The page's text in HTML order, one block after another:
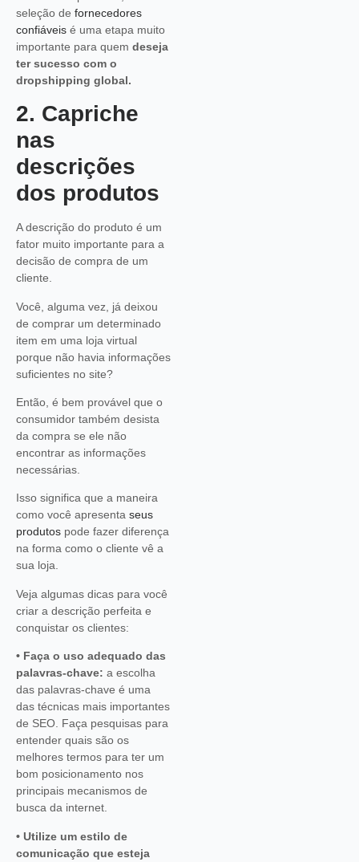
seleção de fornecedores
confiáveis é uma etapa muito
importante para quem deseja
ter sucesso com o
dropshipping global.
2. Capriche
nas
descrições
dos produtos
A descrição do produto é um
fator muito importante para a
decisão de compra de um
cliente.
Você, alguma vez, já deixou
de comprar um determinado
item em uma loja virtual
porque não havia informações
suficientes no site?
Então, é bem provável que o
consumidor também desista
da compra se ele não
encontrar as informações
necessárias.
Isso significa que a maneira
como você apresenta seus
produtos pode fazer diferença
na forma como o cliente vê a
sua loja.
Veja algumas dicas para você
criar a descrição perfeita e
conquistar os clientes:
• Faça o uso adequado das
palavras-chave: a escolha
das palavras-chave é uma
das técnicas mais importantes
de SEO. Faça pesquisas para
entender quais são os
melhores termos para ter um
bom posicionamento nos
principais mecanismos de
busca da internet.
• Utilize um estilo de
comunicação que esteja